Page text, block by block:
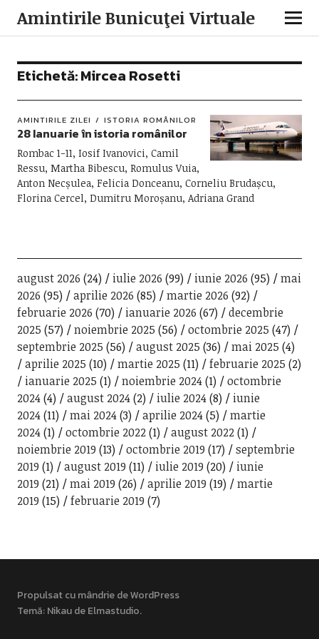
Amintirile Bunicuţei Virtuale
Etichetă:Mircea Rosetti
AMINTIRILE ZILEI ISTORIA ROMÂNILOR
28 Ianuarie în istoria românilor
Rombac 1-11, Iosif Ivanovici, Camil
Ressu, Martha Bibescu, Romulus Vuia,
Anton Necșulea, Felicia Donceanu, Corneliu Brudașcu,
Florina Cercel, Dumitru Moroșanu, Adriana Grand
august 2026 (24) iulie 2026 (99) iunie 2026 (95)
mai
2026 (95) aprilie 2026 (85) martie 2026 (92)
februarie 2026 (70) ianuarie 2026 (67)
decembrie
2025 (57) noiembrie 2025 (56) octombrie 2025 (47)
septembrie 2025 (56) august 2025 (36) mai 2025 (4)
aprilie 2025 (10) martie 2025 (11) februarie 2025 (2)
ianuarie 2025 (1) noiembrie 2024(1)
octombrie
2024(4) august 2024(2) iulie 2024(8)
iunie
2024(11) mai 2024(3) aprilie 2024(5)
martie
2024(1) octombrie 2022(1) august 2022(1)
noiembrie 2019 (13) octombrie 2019 (17)
septembrie
2019 (1) august 2019 (11) iulie 2019 (20)
iunie
2019 (21) mai 2019 (26) aprilie 2019 (19)
martie
2019 (15) februarie 2019 (7)
Propulsat cu mândrie de WordPress
Temă: Nikau deElmastudio.